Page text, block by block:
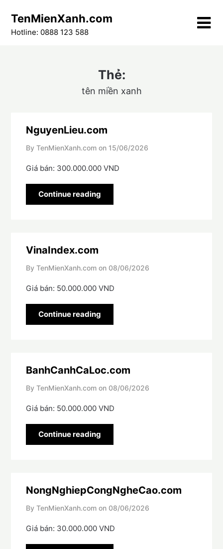
content
TenMienXanh.com
Hotline: 0888 123 588
Thẻ:
tên miền xanh
NguyenLieu.com
By TenMienXanh.com on 15/06/2026
Giá bán: 300.000.000 VND
Continue reading
VinaIndex.com
By TenMienXanh.com on 08/06/2026
Giá bán: 50.000.000 VND
Continue reading
BanhCanhCaLoc.com
By TenMienXanh.com on 08/06/2026
Giá bán: 50.000.000 VND
Continue reading
NongNghiepCongNgheCao.com
By TenMienXanh.com on 08/06/2026
Giá bán: 30.000.000 VND